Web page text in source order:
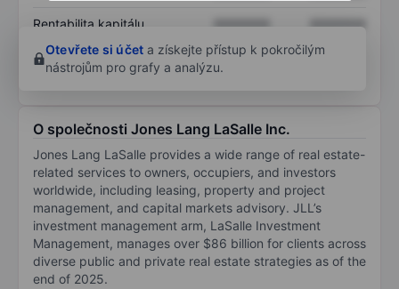
Rentabilita kapitálu XXXXXXX
XXXXXXX
Otevřete si účet a získejte přístup k pokročilým
nástrojům pro grafy a analýzu.
O společnosti Jones Lang LaSalle Inc.
Jones Lang LaSalle provides a wide range of real estate-
related services to owners, occupiers, and investors
worldwide, including leasing, property and project
management, and capital markets advisory. JLL’s
investment management arm, LaSalle Investment
Management, manages over $86 billion for clients across
diverse public and private real estate strategies as of the
end of 2025.